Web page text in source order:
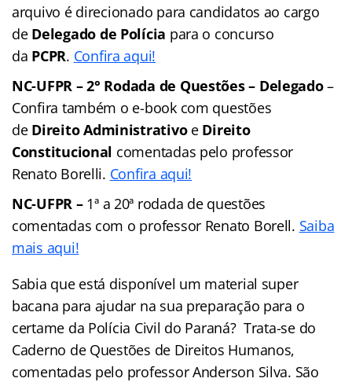
arquivo é direcionado para candidatos ao cargo
de Delegado de Polícia para o concurso
da PCPR. Confira aqui!
NC-UFPR – 2° Rodada de Questões – Delegado–
Confira também o e-book com questões
de Direito Administrativoe Direito
Constitucional comentadas pelo professor
Renato Borelli. Confira aqui!
NC-UFPR – 1ª a 20ª rodada de questões
comentadas com o professor Renato Borell. Saiba
mais aqui!
Sabia que está disponível um material super
bacana para ajudar na sua preparação para o
certame da Polícia Civil do Paraná? Trata-se do
Caderno de Questões de Direitos Humanos,
comentadas pelo professor Anderson Silva. São